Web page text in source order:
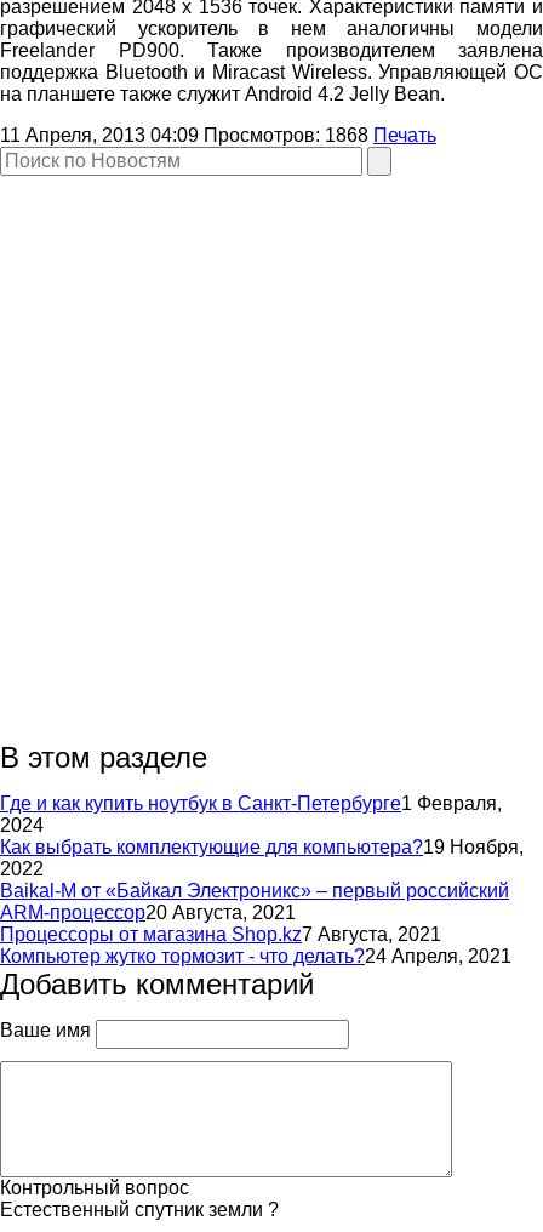
разрешением 2048 x 1536 точек. Характеристики памяти и
графический ускоритель в нем аналогичны модели
Freelander PD900. Также производителем заявлена
поддержка Bluetooth и Miracast Wireless. Управляющей ОС
на планшете также служит Android 4.2 Jelly Bean.
11 Апреля, 2013 04:09 Просмотров: 1868 Печать
В этом разделе
Где и как купить ноутбук в Санкт-Петербурге1 Февраля,
2024
Как выбрать комплектующие для компьютера?19 Ноября,
2022
Baikal-M от «Байкал Электроникс» – первый российский
ARM-процессор20 Августа, 2021
Процессоры от магазина Shop.kz7 Августа, 2021
Компьютер жутко тормозит - что делать?24 Апреля, 2021
Добавить комментарий
Ваше имя
Контрольный вопрос
Естественный спутник земли ?